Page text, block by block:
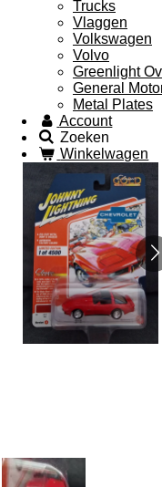
Trucks
Vlaggen
Volkswagen
Volvo
Greenlight
General
Metal Plates
Account
Zoeken
Winkelwagen